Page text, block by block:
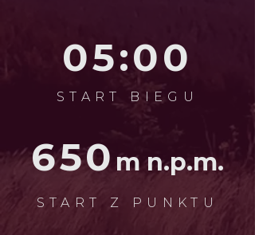
05:00
START BIEGU
650m n.p.m.
START Z PUNKTU